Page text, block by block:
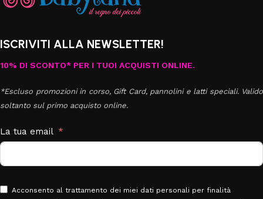
ISCRIVITI ALLA NEWSLETTER!
10% DI SCONTO* PER I TUOI ACQUISTI ONLINE.
*Escluso promozioni in corso, Gift Card, pannolini e latti speciali. Valido
soltanto sul primo acquisto online.
La tua email
Acconsento al trattamento dei miei dati personali per finalità